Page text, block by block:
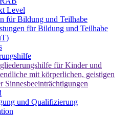
Level
für Bildung und Teilhabe
für Bildung und Teilhabe
für Kinder und
mit körperlichen, geistigen
Sinnesbeeinträchtigungen
und Qualifizierung